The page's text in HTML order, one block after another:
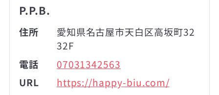
P.P.B.
住所
愛知県名古屋市天白区高坂町32
32F
電話
07031342563
URL
https://happy-biu.com/